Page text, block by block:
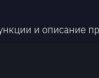
и описание